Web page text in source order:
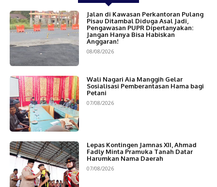
Jalan di Kawasan Perkantoran Pulang
Pisau Ditambal Diduga Asal Jadi,
Pengawasan PUPR Dipertanyakan:
Jangan Hanya Bisa Habiskan
Anggaran!
08/08/2026
Wali Nagari Aia Manggih Gelar
Sosialisasi Pemberantasan Hama bagi
Petani
07/08/2026
Lepas Kontingen Jamnas XII, Ahmad
Fadly Minta Pramuka Tanah Datar
Harumkan Nama Daerah
07/08/2026